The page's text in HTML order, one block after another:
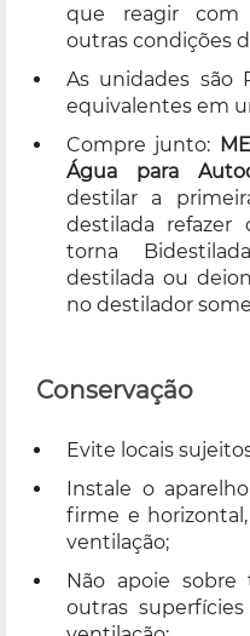
que reagir com
outras condições
As unidades são
equivalentes em
Compre junto:
Água para
destilar a
destilada refazer
torna
destilada ou
no destilador
Conservação
Evite locais
Instale o
firme e
ventilação;
Não apoie sobre
outras